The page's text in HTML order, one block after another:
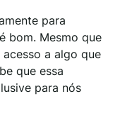
para
bom. Mesmo que
a algo que
que essa
para nós